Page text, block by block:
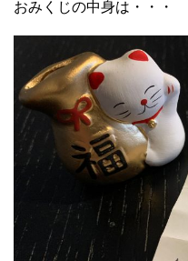
おみくじの中身は・・・